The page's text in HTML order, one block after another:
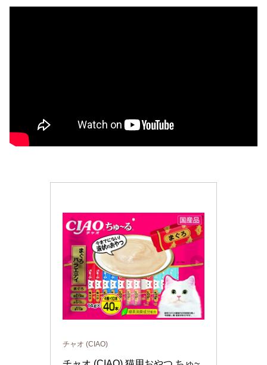
チャオ (CIAO)